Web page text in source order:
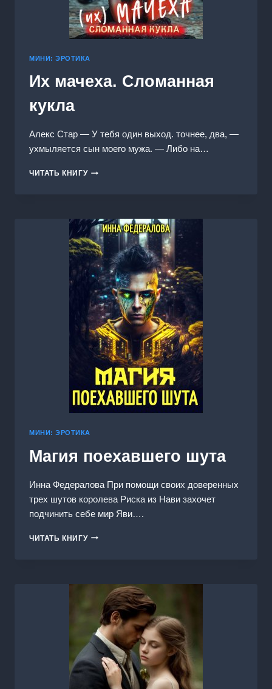
МИНИ: ЭРОТИКА
Их мачеха. Сломанная
кукла
Алекс Стар — У тебя один выход. точнее, два, —
ухмыляется сын моего мужа. — Либо на…
ЧИТАТЬ КНИГУИХ
МИНИ: ЭРОТИКА
Магия поехавшего шута
Инна Федералова При помощи своих доверенных
трех шутов королева Риска из Нави захочет
подчинить себе мир Яви….
ЧИТАТЬ КНИГУМАГИЯ